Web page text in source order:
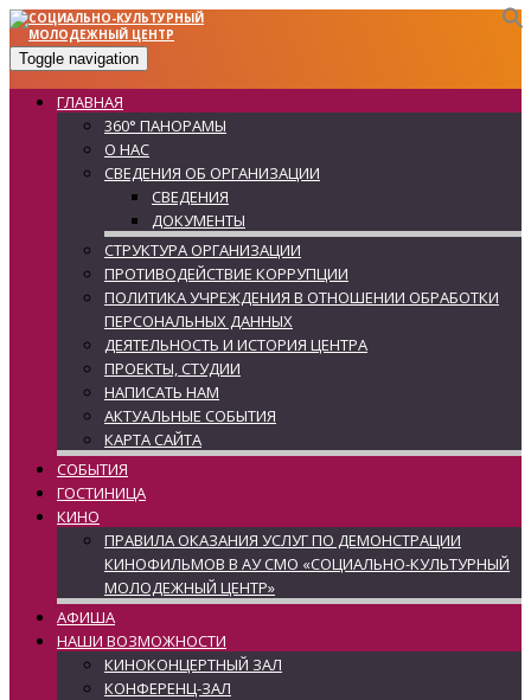
Toggle navigation
ГЛАВНАЯ
360° ПАНОРАМЫ
О НАС
СВЕДЕНИЯ ОБ ОРГАНИЗАЦИИ
СВЕДЕНИЯ
ДОКУМЕНТЫ
СТРУКТУРА ОРГАНИЗАЦИИ
ПРОТИВОДЕЙСТВИЕ КОРРУПЦИИ
ПОЛИТИКА УЧРЕЖДЕНИЯ В ОТНОШЕНИИ ОБРАБОТКИ
ПЕРСОНАЛЬНЫХ ДАННЫХ
ДЕЯТЕЛЬНОСТЬ И ИСТОРИЯ ЦЕНТРА
ПРОЕКТЫ, СТУДИИ
НАПИСАТЬ НАМ
АКТУАЛЬНЫЕ СОБЫТИЯ
КАРТА САЙТА
СОБЫТИЯ
ГОСТИНИЦА
КИНО
ПРАВИЛА ОКАЗАНИЯ УСЛУГ ПО ДЕМОНСТРАЦИИ
КИНОФИЛЬМОВ В АУ СМО «СОЦИАЛЬНО-КУЛЬТУРНЫЙ
МОЛОДЕЖНЫЙ ЦЕНТР»
АФИША
НАШИ ВОЗМОЖНОСТИ
КИНОКОНЦЕРТНЫЙ ЗАЛ
КОНФЕРЕНЦ-ЗАЛ